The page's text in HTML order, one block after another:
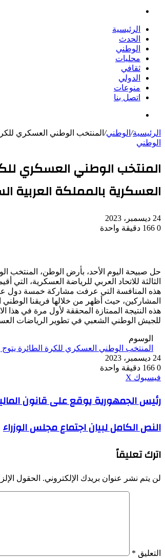
الرئيسية
الحدث
الوطني
محليات
ثقافي
الدولي
منوعات
اتصل بنا
الرئيسية/ الوطني/ المنتخب الوطني العسكري للكرة
الوطني
المنتخب الوطني العسكري
العسكرية بالمملكة العربية
24 ديسمبر، 2023
0
دقيقة واحدة
حل صبيحة اليوم الأحد، بأرض الوطن، المنتخب
الثالثة للاتحاد العربي للرياضة العسكرية، التي أقيمت في
هذه المنافسة التي عرفت مشاركة خمسة دول
المشاركين، حيث أظهر من خلالها فريقنا
هذه النتيجة الممتازة المحققة لأول مرة في
للجيش الوطني الشعبي في تطوير الرياضات
الوسوم
المنتخب الوطني العسكري للكرة الطائرة يتوج
24 ديسمبر، 2023
0
دقيقة واحدة
فيسبوك ‫X
رئيس
الجمهورية
على
قانون
2024
رئيس الجمهورية يوقع على قانون المالية
النص
الكامل
اجتماع
مجلس
النص الكامل لبيان اجتماع مجلس الوزراء
اترك تعليقاً
لن يتم نشر عنوان بريدك الإلكتروني. الحقول
التعليق *